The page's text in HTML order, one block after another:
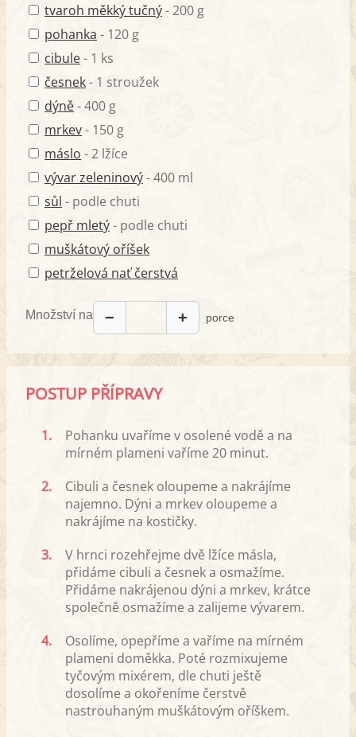
tvaroh měkký tučný- 200 g
pohanka - 120 g
cibule- 1 ks
česnek- 1 stroužek
dýně- 400 g
mrkev- 150 g
máslo - 2 lžíce
vývar zeleninový- 400 ml
sůl - podle chuti
pepř mletý- podle chuti
muškátový oříšek
petrželová nať čerstvá
Množství na − + porce
POSTUP PŘÍPRAVY
1.
Pohanku uvaříme v osolené vodě a na
mírném plameni vaříme 20 minut.
2.
Cibuli a česnek oloupeme a nakrájíme
najemno. Dýni a mrkev oloupeme a
nakrájíme na kostičky.
3.
V hrnci rozehřejme dvě lžíce másla,
přidáme cibuli a česnek a osmažíme.
Přidáme nakrájenou dýni a mrkev, krátce
společně osmažíme a zalijeme vývarem.
4.
Osolíme, opepříme a vaříme na mírném
plameni doměkka. Poté rozmixujeme
tyčovým mixérem, dle chuti ještě
dosolíme a okořeníme čerstvě
nastrouhaným muškátovým oříškem.